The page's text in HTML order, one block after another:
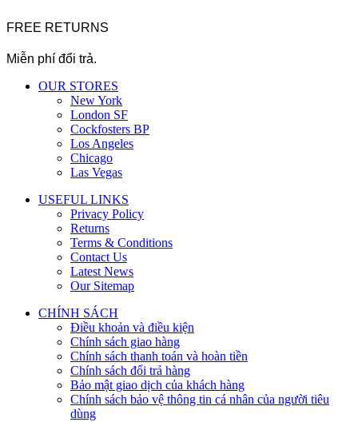
FREE RETURNS
Miễn phí đổi trả.
OUR STORES
New York
London SF
Cockfosters BP
Los Angeles
Chicago
Las Vegas
USEFUL LINKS
Privacy Policy
Returns
Terms & Conditions
Contact Us
Latest News
Our Sitemap
CHÍNH SÁCH
Điều khoản và điều kiện
Chính sách giao hàng
Chính sách thanh toán và hoàn tiền
Chính sách đổi trả hàng
Bảo mật giao dịch của khách hàng
Chính sách bảo vệ thông tin cá nhân của người tiêu
dùng